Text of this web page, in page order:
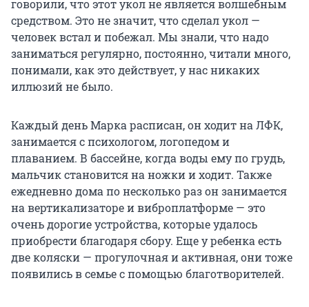
говорили, что этот укол не является волшебным
средством. Это не значит, что сделал укол —
человек встал и побежал. Мы знали, что надо
заниматься регулярно, постоянно, читали много,
понимали, как это действует, у нас никаких
иллюзий не было.
Каждый день Марка расписан, он ходит на ЛФК,
занимается с психологом, логопедом и
плаванием. В бассейне, когда воды ему по грудь,
мальчик становится на ножки и ходит. Также
ежедневно дома по несколько раз он занимается
на вертикализаторе и виброплатформе — это
очень дорогие устройства, которые удалось
приобрести благодаря сбору. Еще у ребенка есть
две коляски — прогулочная и активная, они тоже
появились в семье с помощью благотворителей.